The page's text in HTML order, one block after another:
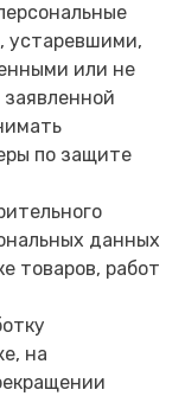
устаревшими,
или не
по защите
данных
товаров, работ
на